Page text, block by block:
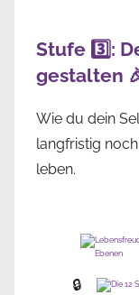
Stufe 3️⃣:
gestalten
Wie du dein
langfristig
leben.
🔒